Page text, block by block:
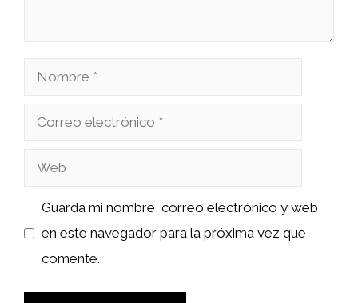
Nombre
Correo
Web
Guarda mi nombre, correo electrónico y web
en este navegador para la próxima vez que
comente.